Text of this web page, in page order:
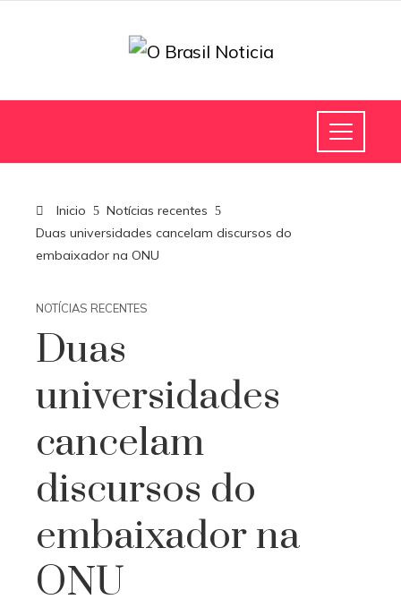
Inicio
Notícias recentes
Duas universidades cancelam discursos do
embaixador na ONU
NOTÍCIAS RECENTES
Duas
universidades
cancelam
discursos do
embaixador na
ONU